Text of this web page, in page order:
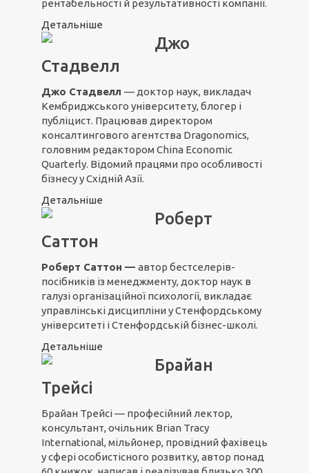
рентабельності й результативності компанії.
Детальніше
Джо
Стадвелл
Джо Стадвелл — доктор наук, викладач
Кембриджського університету, блогер і
публіцист. Працював директором
консалтингового агентства Dragonomics,
головним редактором China Economic
Quarterly. Відомий працями про особливості
бізнесу у Східній Азії.
Детальніше
Роберт
Саттон
Роберт Саттон — автор бестселерів-
посібників із менеджменту, доктор наук в
галузі організаційної психології, викладає
управлінські дисципліни у Стенфордському
університеті і Стенфордській бізнес-школі.
Детальніше
Брайан
Трейсі
Брайан Трейсі — професійний лектор,
консультант, очільник Brian Tracy
International, мільйонер, провідний фахівець
у сфері особистісного розвитку, автор понад